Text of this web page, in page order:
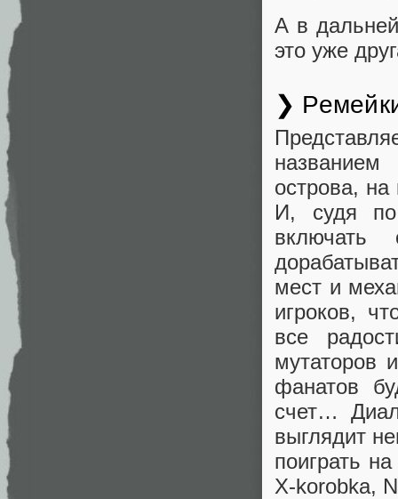
А в
это уже
❯
острова, на
И, судя по
включать
мест и
игроков,
все
мутаторов
фанатов
счет…
выглядит
поиграть
X-korobka,